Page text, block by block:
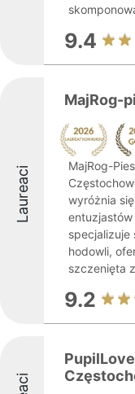
9.4
Laureaci
MajRog-
MajRog-
wyróżnia
entuzjastów
specjalizuje
hodowli,
szczenięta
9.2